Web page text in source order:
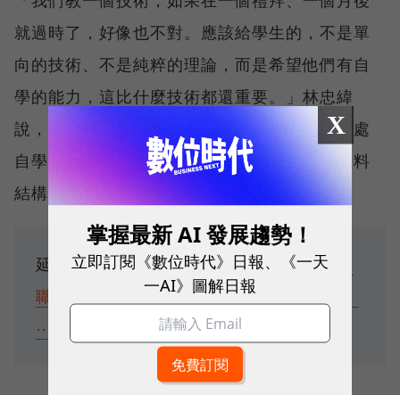
就過時了，好像也不對。應該給學生的，不是單
向的技術、不是純粹的理論，而是希望他們有自
學的能力，這比什麼技術都還重要。」林忠緯
說，而在資工和程式領域，學生要繼續往更高處
自學和發展，「基礎的線性代數、演算法、資料
結構還是最重要的。」
延伸閱讀：9,200萬個職位將消失！AI推動
職場大轉型：「淘汰區、升級區、增值區」
⋯你是哪一類？
X
掌握最新 AI 發展趨勢！
立即訂閱《數位時代》日報、《一天
一AI》圖解日報